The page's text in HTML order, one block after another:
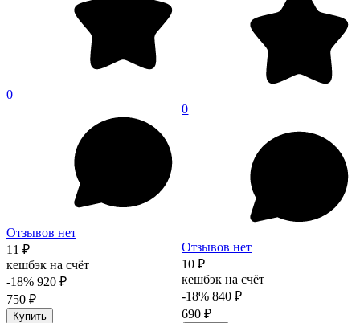
0
Отзывов нет
11 ₽
кешбэк на счёт
-18% 920 ₽
750 ₽
Купить
0
Отзывов нет
10 ₽
кешбэк на счёт
-18% 840 ₽
690 ₽